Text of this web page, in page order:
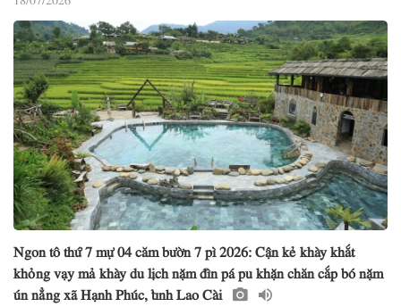
Ngon tô thứ 7 mự 04 căm bườn 7 pì 2026: Cận kẻ khày khắt
khỏng vạy mả khày du lịch nặm đìn pá pu khặn chăn cắp bó nặm
ún nẳng xã Hạnh Phúc, tỉnh Lao Cài